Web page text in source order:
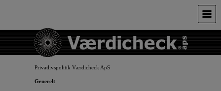
Privatlivspolitik Værdicheck ApS
Generelt